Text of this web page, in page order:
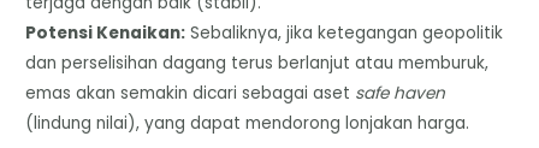
​Potensi Kenaikan: Sebaliknya, jika ketegangan geopolitik
dan perselisihan dagang terus berlanjut atau memburuk,
emas akan semakin dicari sebagai aset safe haven
(lindung nilai), yang dapat mendorong lonjakan harga.